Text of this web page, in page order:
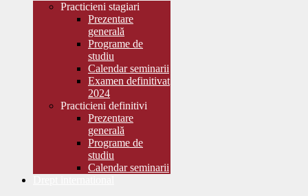
Practicieni stagiari
Prezentare
generală
Programe de
studiu
Calendar seminarii
Examen definitivat
2024
Practicieni definitivi
Prezentare
generală
Programe de
studiu
Calendar seminarii